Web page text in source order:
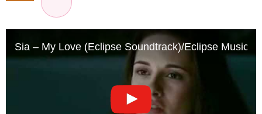
Sia – My Love (Eclipse Soundtrack)/Eclipse Music